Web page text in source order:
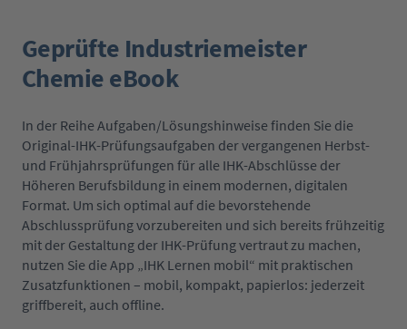
Geprüfte Industriemeister
Chemie eBook
In der Reihe Aufgaben/Lösungshinweise finden Sie die
Original-IHK-Prüfungsaufgaben der vergangenen Herbst-
und Frühjahrsprüfungen für alle IHK-Abschlüsse der
Höheren Berufsbildung in einem modernen, digitalen
Format. Um sich optimal auf die bevorstehende
Abschlussprüfung vorzubereiten und sich bereits frühzeitig
mit der Gestaltung der IHK-Prüfung vertraut zu machen,
nutzen Sie die App „IHK Lernen mobil“ mit praktischen
Zusatzfunktionen – mobil, kompakt, papierlos: jederzeit
griffbereit, auch offline.